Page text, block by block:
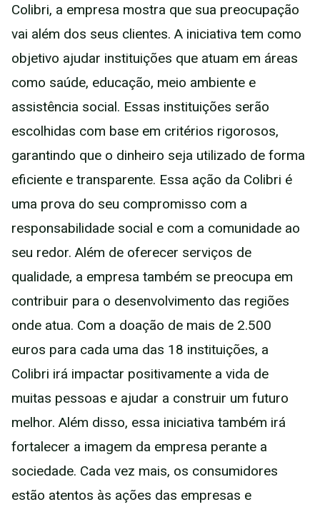
Colibri, a empresa mostra que sua preocupação
vai além dos seus clientes. A iniciativa tem como
objetivo ajudar instituições que atuam em áreas
como saúde, educação, meio ambiente e
assistência social. Essas instituições serão
escolhidas com base em critérios rigorosos,
garantindo que o dinheiro seja utilizado de forma
eficiente e transparente. Essa ação da Colibri é
uma prova do seu compromisso com a
responsabilidade social e com a comunidade ao
seu redor. Além de oferecer serviços de
qualidade, a empresa também se preocupa em
contribuir para o desenvolvimento das regiões
onde atua. Com a doação de mais de 2.500
euros para cada uma das 18 instituições, a
Colibri irá impactar positivamente a vida de
muitas pessoas e ajudar a construir um futuro
melhor. Além disso, essa iniciativa também irá
fortalecer a imagem da empresa perante a
sociedade. Cada vez mais, os consumidores
estão atentos às ações das empresas e